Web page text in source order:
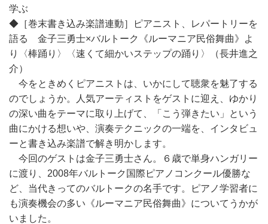
学ぶ
◆［巻末書き込み楽譜連動］ピアニスト、レパートリーを
語る 金子三勇士×バルトーク《ルーマニア民俗舞曲》よ
り〈棒踊り〉〈速くて細かいステップの踊り〉（長井進之
介）
今をときめくピアニストは、いかにして聴衆を魅了する
のでしょうか。人気アーティストをゲストに迎え、ゆかり
の深い曲をテーマに取り上げて、「こう弾きたい」という
曲にかける想いや、演奏テクニックの一端を、インタビュ
ーと書き込み楽譜で解き明かします。
今回のゲストは金子三勇士さん。６歳で単身ハンガリー
に渡り、2008年バルトーク国際ピアノコンクール優勝な
ど、当代きってのバルトークの名手です。ピアノ学習者に
も演奏機会の多い《ルーマニア民俗舞曲》についてうかが
いました。